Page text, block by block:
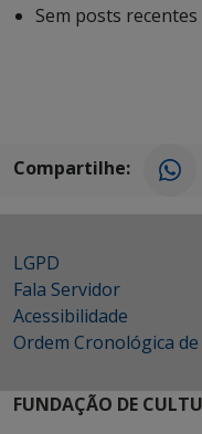
Sem posts
Compartilhe:
LGPD
Fala Servidor
Acessibilidade
Ordem Cronológica
FUNDAÇÃO DE